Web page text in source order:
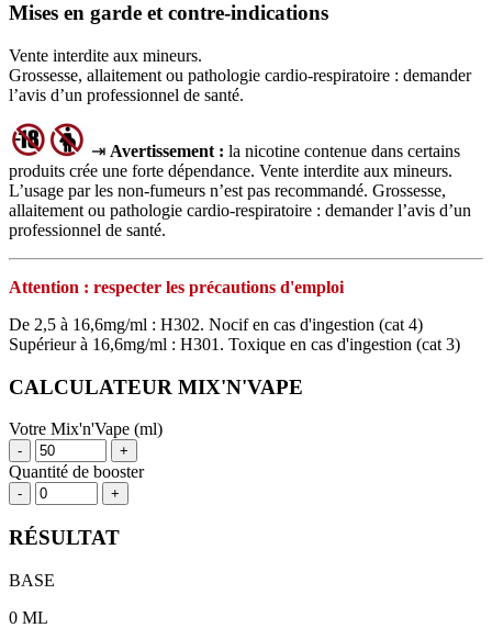
Mises en garde et contre-indications
Vente interdite aux mineurs.
Grossesse, allaitement ou pathologie cardio-respiratoire : demander
l’avis d’un professionnel de santé.
⇥ Avertissement : la nicotine contenue dans certains
produits crée une forte dépendance. Vente interdite aux mineurs.
L’usage par les non‑fumeurs n’est pas recommandé. Grossesse,
allaitement ou pathologie cardio‑respiratoire : demander l’avis d’un
professionnel de santé.
Attention : respecter les précautions d'emploi
De 2,5 à 16,6mg/ml : H302. Nocif en cas d'ingestion (cat 4)
Supérieur à 16,6mg/ml : H301. Toxique en cas d'ingestion (cat 3)
CALCULATEUR MIX'N'VAPE
Votre Mix'n'Vape (ml)
- +
Quantité de booster
- +
RÉSULTAT
BASE
0 ML